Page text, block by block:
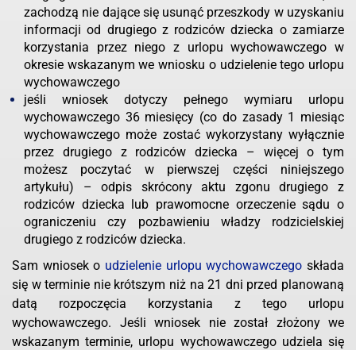
zachodzą nie dające się usunąć przeszkody w uzyskaniu
informacji od drugiego z rodziców dziecka o zamiarze
korzystania przez niego z urlopu wychowawczego w
okresie wskazanym we wniosku o udzielenie tego urlopu
wychowawczego
jeśli wniosek dotyczy pełnego wymiaru urlopu
wychowawczego 36 miesięcy (co do zasady 1 miesiąc
wychowawczego może zostać wykorzystany wyłącznie
przez drugiego z rodziców dziecka – więcej o tym
możesz poczytać w pierwszej części niniejszego
artykułu) – odpis skrócony aktu zgonu drugiego z
rodziców dziecka lub prawomocne orzeczenie sądu o
ograniczeniu czy pozbawieniu władzy rodzicielskiej
drugiego z rodziców dziecka.
Sam wniosek o udzielenie urlopu wychowawczego składa
się w terminie nie krótszym niż na 21 dni przed planowaną
datą rozpoczęcia korzystania z tego urlopu
wychowawczego. Jeśli wniosek nie został złożony we
wskazanym terminie, urlopu wychowawczego udziela się